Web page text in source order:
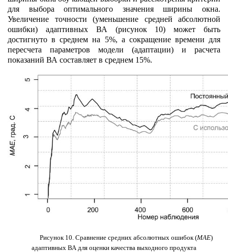
для выбора оптимального значения ширины окна.
Увеличение точности (уменьшение средней абсолютной
ошибки) адаптивных ВА (рисунок 10) может быть
достигнуто в среднем на 5%, а сокращение времени для
пересчета параметров модели (адаптации) и расчета
показаний ВА составляет в среднем 15%.
Рисунок 10. Сравнение средних абсолютных ошибок (MAE)
адаптивных ВА для оценки качества выходного продукта